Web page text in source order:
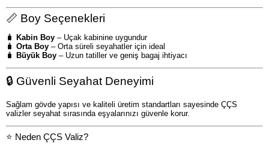
📏 Boy Seçenekleri
🧳 Kabin Boy – Uçak kabinine uygundur
🧳 Orta Boy – Orta süreli seyahatler için ideal
🧳 Büyük Boy – Uzun tatiller ve geniş bagaj ihtiyacı
🔒 Güvenli Seyahat Deneyimi
Sağlam gövde yapısı ve kaliteli üretim standartları sayesinde ÇÇS
valizler seyahat sırasında eşyalarınızı güvenle korur.
⭐ Neden ÇÇS Valiz?